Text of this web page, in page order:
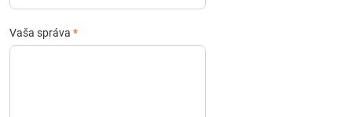
Vaša správa *